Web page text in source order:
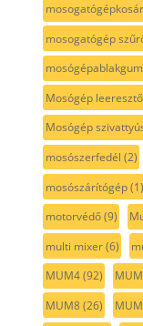
mosogatógépkosár
mosogatógép
Mosógép
Mosógép
mosószerfedél (2)
mosószárítógép(1)
motorvédő(9)
multi mixer(6)
MUM4(92)
MUM8(26)